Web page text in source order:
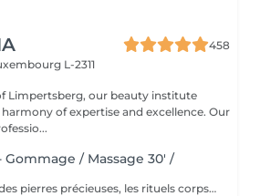
458
L-2311
Limpertsberg, our beauty institute
of expertise and excellence. Our
Gommage / Massage 30' /
Inspirés des bienfaits des pierres précieuses, les rituels corps Gemology associent techniques de massage expertes et actifs minéraux pour offrir un moment de détente absolue. Chaque soin est conçu pour rééquilibrer, hydrater, raffermir ou détoxifier la peau, tout en apaisant le corps et l'esprit. Une expérience sensorielle unique, où luxe et efficacité se rencontrent pour révéler l'éclat naturel de votre peau.